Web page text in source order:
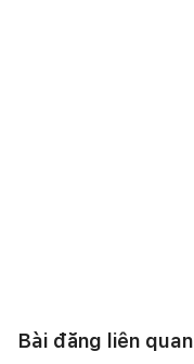
Bài đăng liên quan